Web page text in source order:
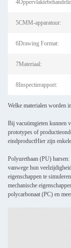
5CMM-apparatuur:
6Drawing Format:
7Materiaal:
8Inspectierapport:
Welke materialen worden
Bij vacuümgieten kunnen
prototypes of
eindproductHier zijn
Polyurethaan (PU)
vanwege hun
eigenschappen te
mechanische
polycarbonaat (PC) en